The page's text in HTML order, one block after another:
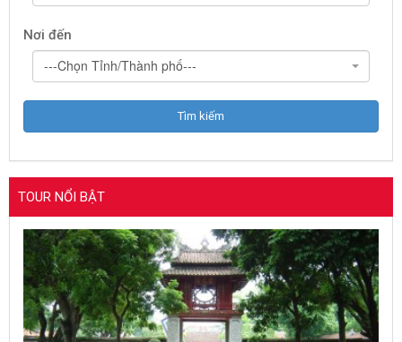
Nơi đến
---Chọn Tỉnh/Thành phố---
TOUR NỔI BẬT